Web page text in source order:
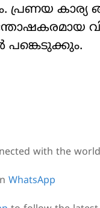
കാര്യ
പങ്കെടുക്കും.
with the
WhatsApp